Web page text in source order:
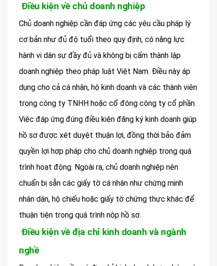
Điều kiện về chủ doanh nghiệp
Chủ doanh nghiệp cần đáp ứng các yêu cầu pháp lý
cơ bản như đủ độ tuổi theo quy định, có năng lực
hành vi dân sự đầy đủ và không bị cấm thành lập
doanh nghiệp theo pháp luật Việt Nam. Điều này áp
dụng cho cả cá nhân, hộ kinh doanh và các thành viên
trong công ty TNHH hoặc cổ đông công ty cổ phần.
Việc đáp ứng đúng điều kiện đăng ký kinh doanh giúp
hồ sơ được xét duyệt thuận lợi, đồng thời bảo đảm
quyền lợi hợp pháp cho chủ doanh nghiệp trong quá
trình hoạt động. Ngoài ra, chủ doanh nghiệp nên
chuẩn bị sẵn các giấy tờ cá nhân như chứng minh
nhân dân, hộ chiếu hoặc giấy tờ chứng thực khác để
thuận tiện trong quá trình nộp hồ sơ.
Điều kiện về địa chỉ kinh doanh và ngành
nghề